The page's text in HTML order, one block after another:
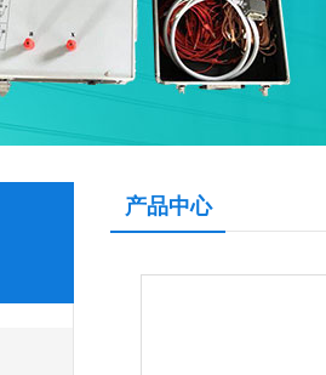
产品中心